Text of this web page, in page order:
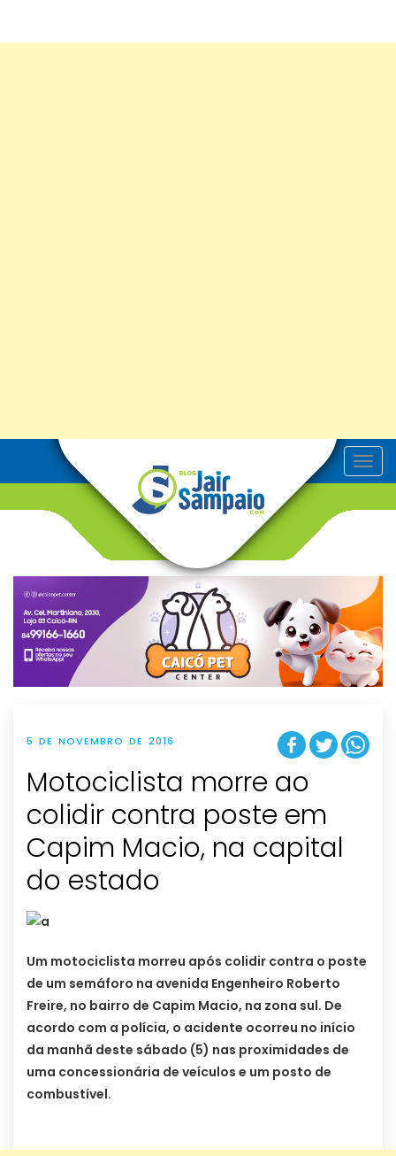
T
o
v
g
t
i
o
n
5 DE NOVEMBRO DE 2016
Motociclista morre ao
colidir contra poste em
Capim Macio, na capital
do estado
Um motociclista morreu após colidir contra o poste
de um semáforo na avenida Engenheiro Roberto
Freire, no bairro de Capim Macio, na zona sul. De
acordo com a polícia, o acidente ocorreu no início
da manhã deste sábado (5) nas proximidades de
uma concessionária de veículos e um posto de
combustível.